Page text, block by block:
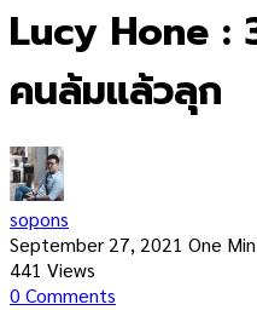
Lucy Hone :
คนล้มแล้วลุก
sopons
September 27, 2021 One
441 Views
0 Comments